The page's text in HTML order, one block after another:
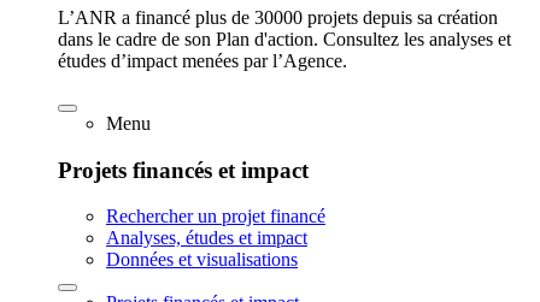
L’ANR a financé plus de 30000 projets depuis sa création
dans le cadre de son Plan d'action. Consultez les analyses et
études d’impact menées par l’Agence.
Menu
Projets financés et impact
Rechercher un projet financé
Analyses, études et impact
Données et visualisations